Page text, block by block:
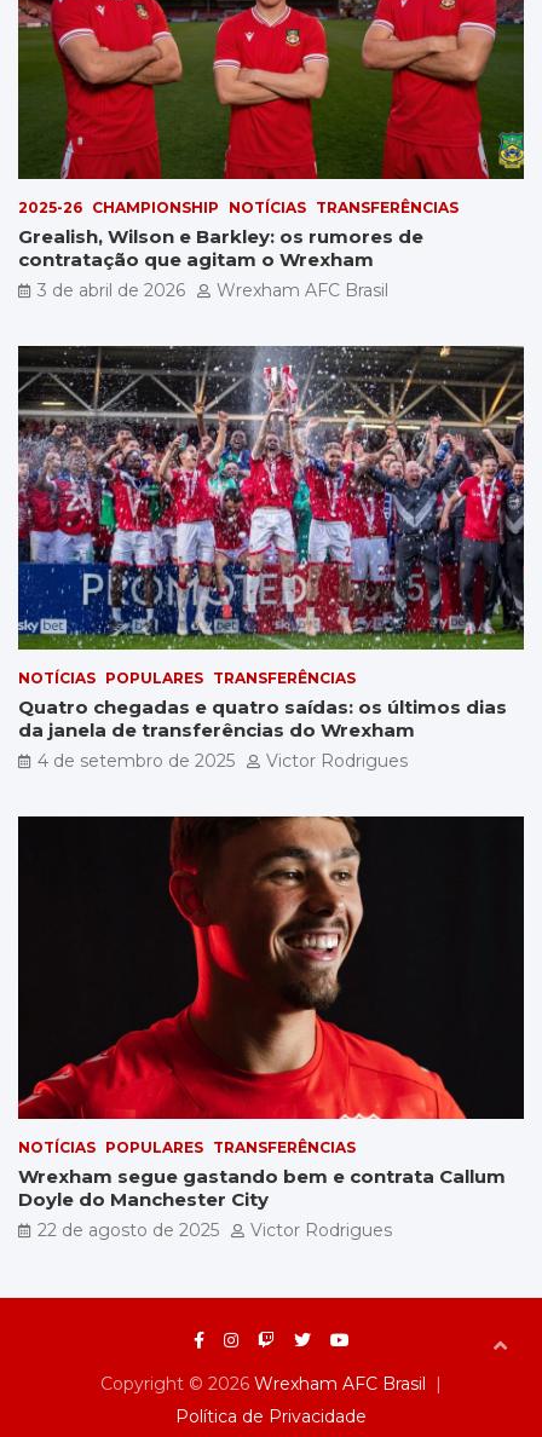
2025-26 CHAMPIONSHIP NOTÍCIAS TRANSFERÊNCIAS
Grealish, Wilson e Barkley: os rumores de
contratação que agitam o Wrexham
3 de abril de 2026 Wrexham AFC Brasil
NOTÍCIAS POPULARES TRANSFERÊNCIAS
Quatro chegadas e quatro saídas: os últimos dias
da janela de transferências do Wrexham
4 de setembro de 2025 Victor Rodrigues
NOTÍCIAS POPULARES TRANSFERÊNCIAS
Wrexham segue gastando bem e contrata Callum
Doyle do Manchester City
22 de agosto de 2025 Victor Rodrigues
Copyright © 2026 Wrexham AFC Brasil
Política de Privacidade